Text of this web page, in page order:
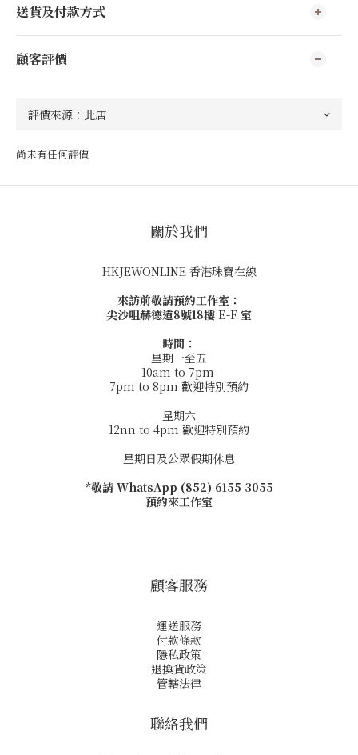
送貨及付款方式
顧客評價
尚未有任何評價
關於我們
HKJEWONLINE 香港珠寶在線
來訪前敬請預約工作室：
尖沙咀赫德道8號18樓 E-F 室
時間：
星期一至五
10am to 7pm
7pm to 8pm 歡迎特別預約
星期六
12nn to 4pm 歡迎特別預約
星期日及公眾假期休息
*敬請 WhatsApp (852) 6155 3055
預約來工作室
顧客服務
運送服務
付款條款
隱私政策
退換貨政策
管轄法律
聯絡我們